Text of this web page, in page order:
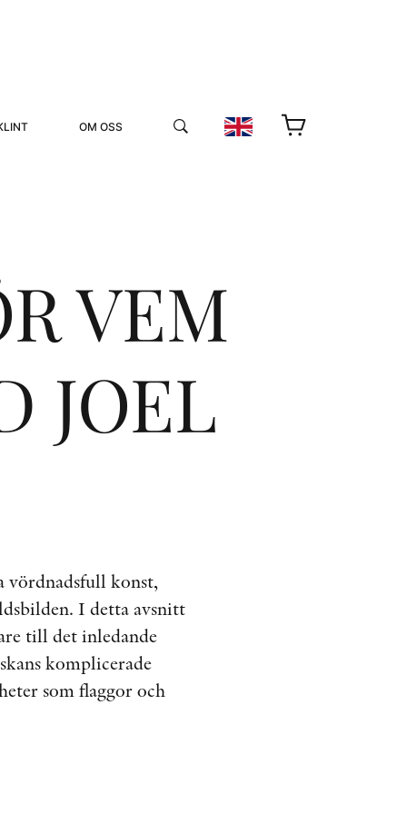
OM OSS
YUKIKO OCH PATRIK MÖTER
VEM
JOEL
vördnadsfull konst,
I detta avsnitt
till det inledande
komplicerade
som flaggor och